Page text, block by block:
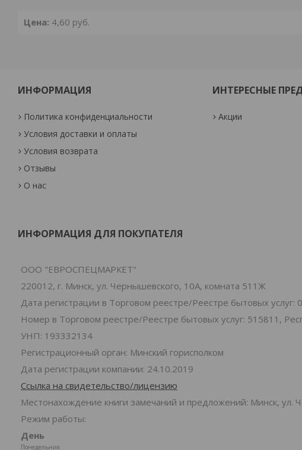
Цена: 4,60 руб.
ИНФОРМАЦИЯ
Политика конфиденциальности
Условия доставки и оплаты
Условия возврата
Отзывы
О нас
ИНТЕРЕСНЫЕ
Акции
ИНФОРМАЦИЯ ДЛЯ ПОКУПАТЕЛЯ
ООО "ЕВРОСПЕЦМАРКЕТ"
220012, г. Минск, ул. Чернышевского, 10А, комната 511Ж
Дата регистрации в Торговом реестре/Реестре бытовых услуг:
Номер в Торговом реестре/Реестре бытовых услуг: 515811,
УНП: 193332134
Регистрационный орган: Минский горисполком
Дата регистрации компании: 24.10.2019
Ссылка на свидетельство/лицензию
Местонахождение книги замечаний и предложений: Минск, ул.
Режим работы:
День
Понедельник